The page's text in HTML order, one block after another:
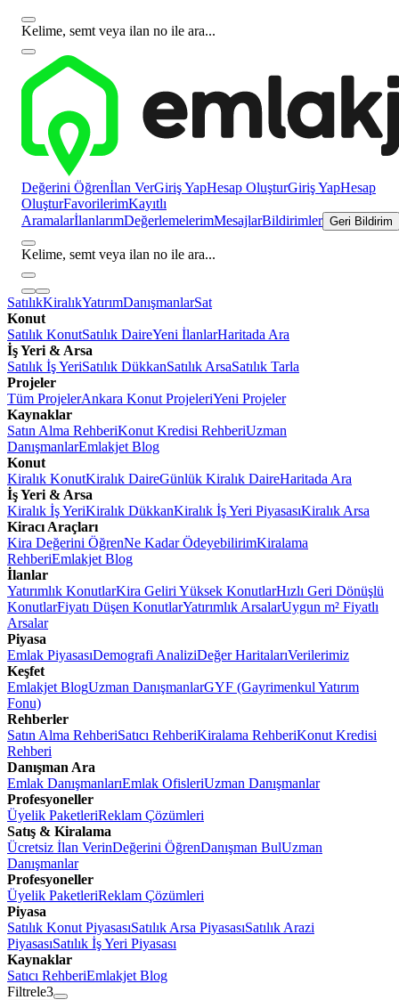
Kelime, semt veya ilan no ile ara...
Değerini Öğrenİlan VerGiriş YapHesap OluşturGiriş YapHesap
OluşturFavorilerimKayıtlı
AramalarİlanlarımDeğerlemelerimMesajlarBildirimler Geri Bildirim
Kelime, semt veya ilan no ile ara...
SatılıkKiralıkYatırımDanışmanlarSat
Konut
Satılık KonutSatılık DaireYeni İlanlarHaritada Ara
İş Yeri & Arsa
Satılık İş YeriSatılık DükkanSatılık ArsaSatılık Tarla
Projeler
Tüm ProjelerAnkara Konut ProjeleriYeni Projeler
Kaynaklar
Satın Alma RehberiKonut Kredisi RehberiUzman
DanışmanlarEmlakjet Blog
Konut
Kiralık KonutKiralık DaireGünlük Kiralık DaireHaritada Ara
İş Yeri & Arsa
Kiralık İş YeriKiralık DükkanKiralık İş Yeri PiyasasıKiralık Arsa
Kiracı Araçları
Kira Değerini ÖğrenNe Kadar ÖdeyebilirimKiralama
RehberiEmlakjet Blog
İlanlar
Yatırımlık KonutlarKira Geliri Yüksek KonutlarHızlı Geri Dönüşlü
KonutlarFiyatı Düşen KonutlarYatırımlık ArsalarUygun m² Fiyatlı
Arsalar
Piyasa
Emlak PiyasasıDemografi AnaliziDeğer HaritalarıVerilerimiz
Keşfet
Emlakjet BlogUzman DanışmanlarGYF (Gayrimenkul Yatırım
Fonu)
Rehberler
Satın Alma RehberiSatıcı RehberiKiralama RehberiKonut Kredisi
Rehberi
Danışman Ara
Emlak DanışmanlarıEmlak OfisleriUzman Danışmanlar
Profesyoneller
Üyelik PaketleriReklam Çözümleri
Satış & Kiralama
Ücretsiz İlan VerinDeğerini ÖğrenDanışman BulUzman
Danışmanlar
Profesyoneller
Üyelik PaketleriReklam Çözümleri
Piyasa
Satılık Konut PiyasasıSatılık Arsa PiyasasıSatılık Arazi
PiyasasıSatılık İş Yeri Piyasası
Kaynaklar
Satıcı RehberiEmlakjet Blog
Filtrele3